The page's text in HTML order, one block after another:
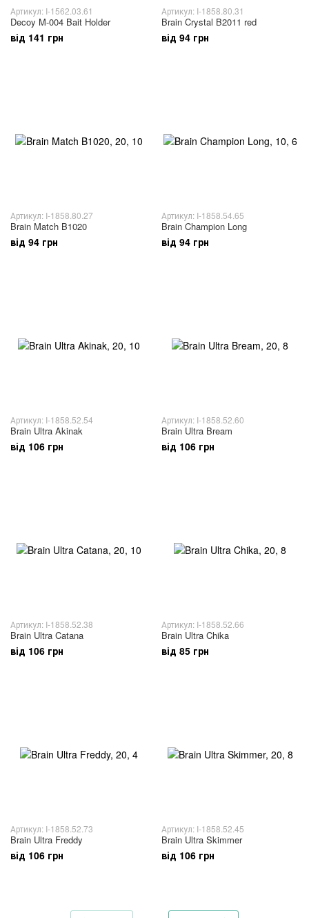
Артикул: I-1562.03.61
Decoy M-004 Bait Holder
від 141 грн
Артикул: I-1858.80.31
Brain Crystal B2011 red
від 94 грн
Артикул: I-1858.80.27
Brain Match B1020
від 94 грн
Артикул: I-1858.54.65
Brain Champion Long
від 94 грн
Артикул: I-1858.52.54
Brain Ultra Akinak
від 106 грн
Артикул: I-1858.52.60
Brain Ultra Bream
від 106 грн
Артикул: I-1858.52.38
Brain Ultra Catana
від 106 грн
Артикул: I-1858.52.66
Brain Ultra Chika
від 85 грн
Артикул: I-1858.52.73
Brain Ultra Freddy
від 106 грн
Артикул: I-1858.52.45
Brain Ultra Skimmer
від 106 грн